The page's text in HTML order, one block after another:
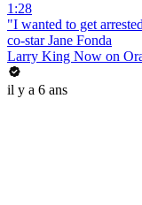
1:28
"I wanted to get
co-star Jane Fonda
Larry King Now on
il y a 6 ans